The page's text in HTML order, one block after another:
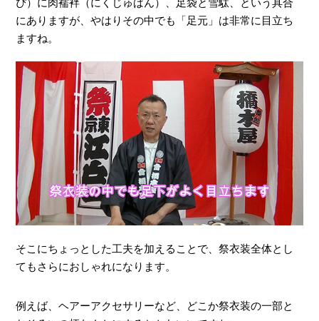
にありますが、やはりその中でも「足元」は非常に目立ち
ますね。
そこにちょっとした工夫を加えることで、祭衣装全体とし
てもさらにおしゃれになります。
例えば、ヘアーアクセサリーなど、どこか祭衣装の一部と